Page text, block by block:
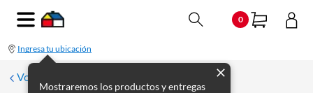
0
Ingresa tu ubicación
Mostraremos los productos y entregas
Volver